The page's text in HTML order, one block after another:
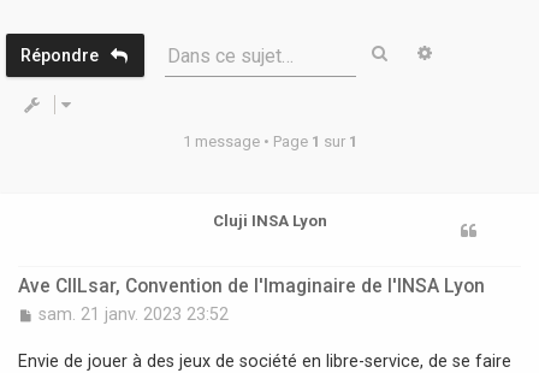
Répondre Dans ce sujet… Rechercher
1 message • Page 1 sur 1
Cluji INSA Lyon
Ave CIILsar, Convention de l'Imaginaire de l'INSA Lyon
M
s
sam. 21 janv. 2023 23:52
Envie de jouer à des jeux de société en libre-service, de se faire